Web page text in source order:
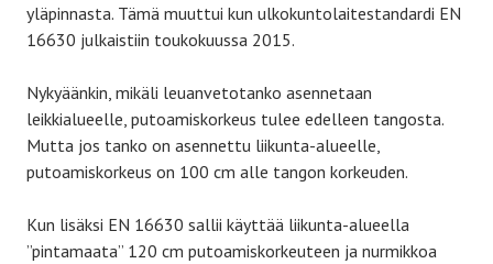
yläpinnasta. Tämä muuttui kun ulkokuntolaitestandardi EN
16630 julkaistiin toukokuussa 2015.
Nykyäänkin, mikäli leuanvetotanko asennetaan
leikkialueelle, putoamiskorkeus tulee edelleen tangosta.
Mutta jos tanko on asennettu liikunta-alueelle,
putoamiskorkeus on 100 cm alle tangon korkeuden.
Kun lisäksi EN 16630 sallii käyttää liikunta-alueella
”pintamaata” 120 cm putoamiskorkeuteen ja nurmikkoa